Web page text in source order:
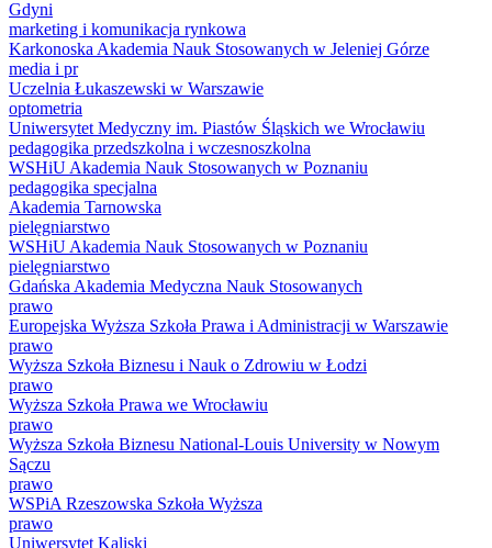
Gdyni
marketing i komunikacja rynkowa
Karkonoska Akademia Nauk Stosowanych w Jeleniej Górze
media i pr
Uczelnia Łukaszewski w Warszawie
optometria
Uniwersytet Medyczny im. Piastów Śląskich we Wrocławiu
pedagogika przedszkolna i wczesnoszkolna
WSHiU Akademia Nauk Stosowanych w Poznaniu
pedagogika specjalna
Akademia Tarnowska
pielęgniarstwo
WSHiU Akademia Nauk Stosowanych w Poznaniu
pielęgniarstwo
Gdańska Akademia Medyczna Nauk Stosowanych
prawo
Europejska Wyższa Szkoła Prawa i Administracji w Warszawie
prawo
Wyższa Szkoła Biznesu i Nauk o Zdrowiu w Łodzi
prawo
Wyższa Szkoła Prawa we Wrocławiu
prawo
Wyższa Szkoła Biznesu National-Louis University w Nowym
Sączu
prawo
WSPiA Rzeszowska Szkoła Wyższa
prawo
Uniwersytet Kaliski